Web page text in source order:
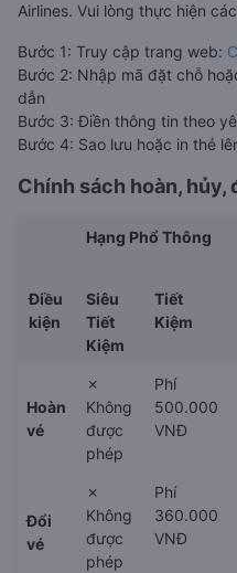
Airlines. Vui lòng thực hiện
Bước 1: Truy cập trang web:
Bước 2: Nhập mã đặt chỗ
dẫn
Bước 3: Điền thông tin theo
Bước 4: Sao lưu hoặc in thẻ
Chính sách hoàn, hủy,
Hạng Phổ Thông
Điều
kiện
Siêu
Tiết
Kiệm
Tiết
Kiệm
Hoàn
vé
✗
Không
được
phép
Phí
500.000
VNĐ
Đổi
vé
✗
Không
được
phép
Phí
360.000
VNĐ